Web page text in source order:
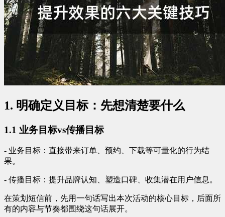
1. 明确定义目标：先想清楚要什么
1.1 业务目标vs传播目标
- 业务目标：直接带来订单、预约、下载等可量化的行为结
果。
- 传播目标：提升品牌认知、塑造口碑、收集潜在用户信息。
在策划短信前，先用一句话写出本次活动的核心目标，后面所
有的内容与节奏都围绕这句话展开。